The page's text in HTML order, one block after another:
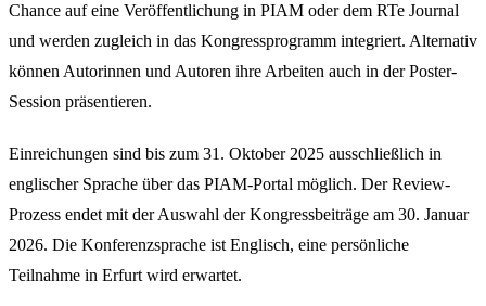
Chance auf eine Veröffentlichung in PIAM oder dem RTe Journal
und werden zugleich in das Kongressprogramm integriert. Alternativ
können Autorinnen und Autoren ihre Arbeiten auch in der Poster-
Session präsentieren.
Einreichungen sind bis zum 31. Oktober 2025 ausschließlich in
englischer Sprache über das PIAM-Portal möglich. Der Review-
Prozess endet mit der Auswahl der Kongressbeiträge am 30. Januar
2026. Die Konferenzsprache ist Englisch, eine persönliche
Teilnahme in Erfurt wird erwartet.